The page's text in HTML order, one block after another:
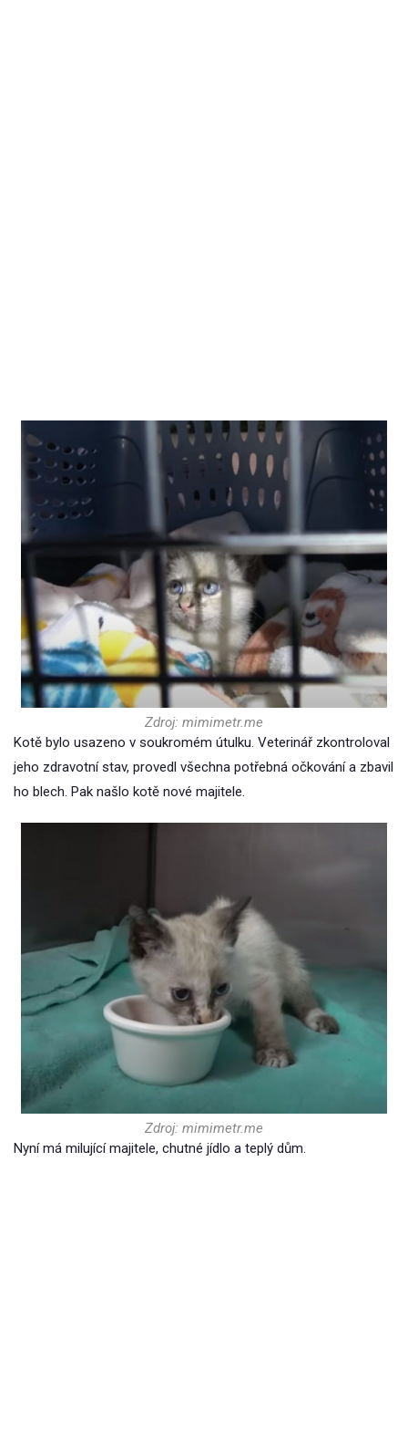
Zdroj: mimimetr.me
Kotě bylo usazeno v soukromém útulku. Veterinář zkontroloval
jeho zdravotní stav, provedl všechna potřebná očkování a zbavil
ho blech. Pak našlo kotě nové majitele.
Zdroj: mimimetr.me
Nyní má milující majitele, chutné jídlo a teplý dům.